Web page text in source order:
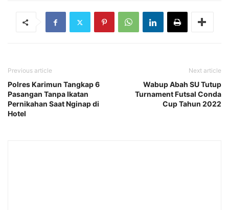
Previous article
Polres Karimun Tangkap 6
Pasangan Tanpa Ikatan
Pernikahan Saat Nginap di
Hotel
Next article
Wabup Abah SU Tutup
Turnament Futsal Conda
Cup Tahun 2022